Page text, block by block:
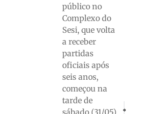
público no
Complexo do
Sesi, que volta
a receber
partidas
oficiais após
seis anos,
começou na
tarde de
sábado (31/05)